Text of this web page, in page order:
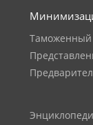
Таможенный